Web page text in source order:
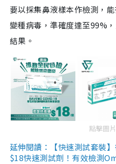
要以採集鼻液樣本作檢測，
變種病毒，準確度達至99%
結果。
點擊圖
延伸閱讀：【快速測試套裝
$18快速測試劑！有效檢測